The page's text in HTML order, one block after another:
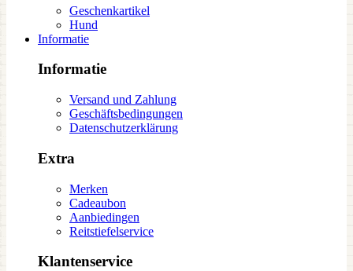
Geschenkartikel
Hund
Informatie
Informatie
Versand und Zahlung
Geschäftsbedingungen
Datenschutzerklärung
Extra
Merken
Cadeaubon
Aanbiedingen
Reitstiefelservice
Klantenservice